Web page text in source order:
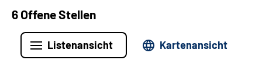
6 Offene Stellen
Listenansicht Kartenansicht